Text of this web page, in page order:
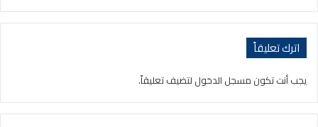
اترك تعليقاً
يجب أنت تكون مسجل الدخول لتضيف تعليقاً.